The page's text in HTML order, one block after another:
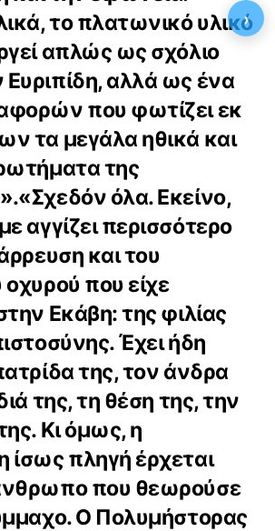
το πλατωνικό υλικό
απλώς ως σχόλιο
αλλά ως ένα
που φωτίζει εκ
τα μεγάλα ηθικά και
της
όλα. Εκείνο,
αγγίζει περισσότερο
και του
οχυρού που είχε
Εκάβη: της φιλίας
Έχει ήδη
της, τον άνδρα
της, τη θέση της, την
Κι όμως, η
ίσως πληγή έρχεται
που θεωρούσε
Ο Πολυμήστορας
›